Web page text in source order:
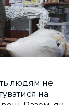
людям не
на